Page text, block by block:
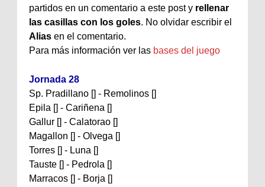
partidos en un comentario a este post y rellenar
las casillas con los goles. No olvidar escribir el
Alias en el comentario.
Para más información ver las bases del juego
Jornada 28
Sp. Pradillano [] - Remolinos []
Epila [] - Cariñena []
Gallur [] - Calatorao []
Magallon [] - Olvega []
Torres [] - Luna []
Tauste [] - Pedrola []
Marracos [] - Borja []